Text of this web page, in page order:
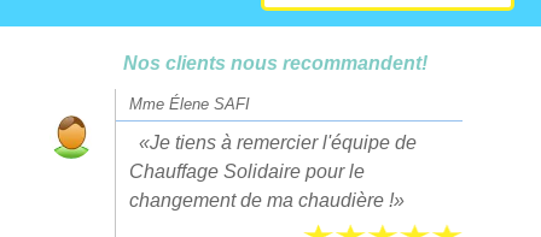
Nos clients nous recommandent!
Mme Élene SAFI
Je tiens à remercier l'équipe de
Chauffage Solidaire pour le
changement de ma chaudière !